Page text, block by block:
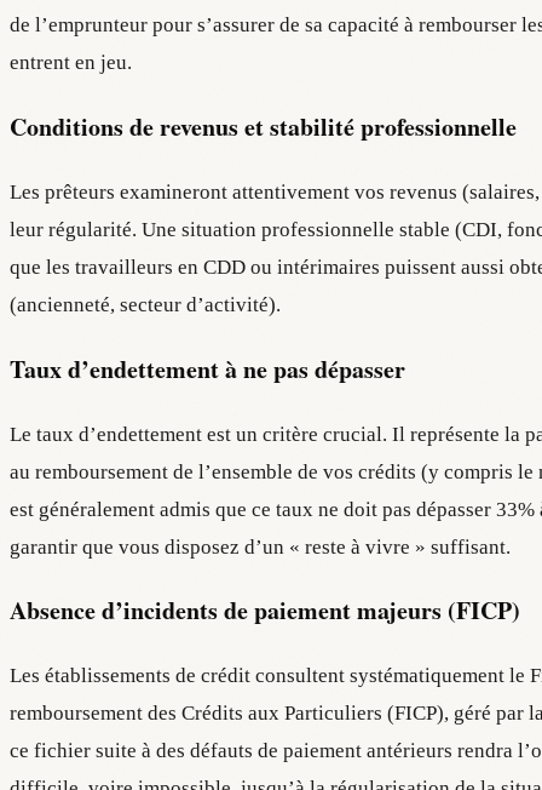
de l’emprunteur pour s’assurer de sa capacité à rembourser
entrent en jeu.
Conditions de revenus et stabilité professionnelle
Les prêteurs examineront attentivement vos revenus
leur régularité. Une situation professionnelle stable (CDI,
que les travailleurs en CDD ou intérimaires puissent aussi
(ancienneté, secteur d’activité).
Taux d’endettement à ne pas dépasser
Le taux d’endettement est un critère crucial. Il représente la
au remboursement de l’ensemble de vos crédits (y compris
est généralement admis que ce taux ne doit pas dépasser
garantir que vous disposez d’un « reste à vivre » suffisant.
Absence d’incidents de paiement majeurs (FICP)
Les établissements de crédit consultent systématiquement le
remboursement des Crédits aux Particuliers (FICP), géré par
ce fichier suite à des défauts de paiement antérieurs rendra